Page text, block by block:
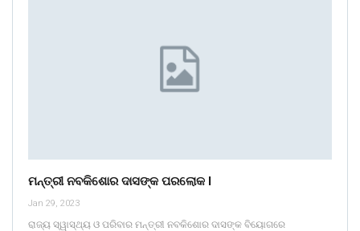
ମନ୍ତ୍ରୀ ନବକିଶୋର ଦାସଙ୍କ ପରଲୋକ l
Jan 29, 2023
ରାଜ୍ୟ ସ୍ୱାସ୍ଥ୍ୟ ଓ ପରିବାର ମନ୍ତ୍ରୀ ନବକିଶୋର ଦାସଙ୍କ ବିୟୋଗରେ